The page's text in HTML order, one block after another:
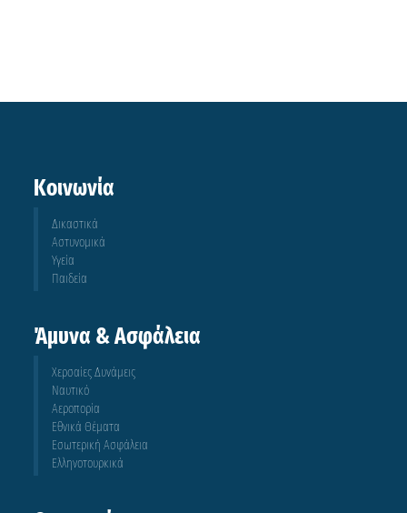
Κοινωνία
Δικαστικά
Αστυνομικά
Υγεία
Παιδεία
Άμυνα & Ασφάλεια
Χερσαίες Δυνάμεις
Ναυτικό
Αεροπορία
Εθνικά Θέματα
Εσωτερική Ασφάλεια
Ελληνοτουρκικά